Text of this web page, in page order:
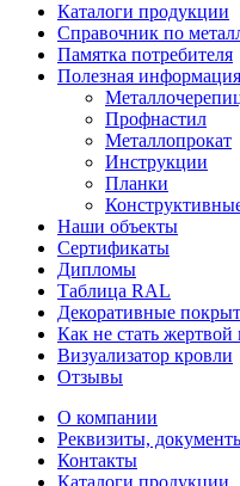
Каталоги продукции
Справочник по
Памятка потребителя
Полезная информация
Профнастил
Металлопрокат
Инструкции
Планки
Наши объекты
Сертификаты
Дипломы
Таблица RAL
Декоративные
Как не стать
Визуализатор кровли
Отзывы
О компании
Реквизиты,
Контакты